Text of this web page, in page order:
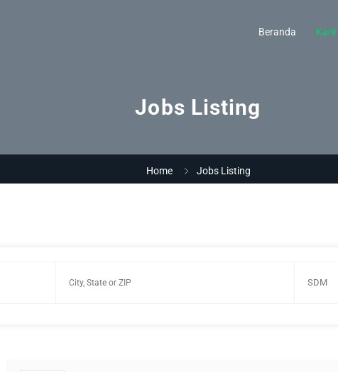
Beranda Karir
Jobs Listing
Home Jobs Listing
SDM